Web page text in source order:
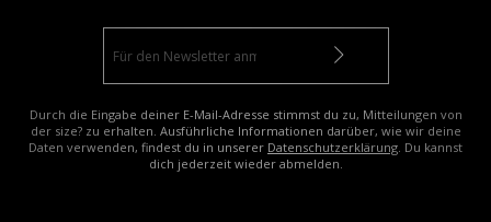
Durch die Eingabe deiner E-Mail-Adresse stimmst du zu, Mitteilungen von
der size? zu erhalten. Ausführliche Informationen darüber, wie wir deine
Daten verwenden, findest du in unserer Datenschutzerklärung. Du kannst
dich jederzeit wieder abmelden.